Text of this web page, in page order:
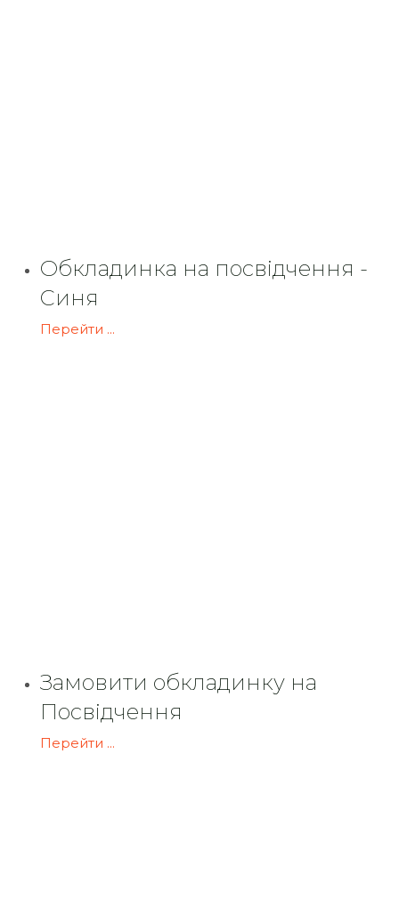
Обкладинка на посвідчення -
Синя
Перейти ...
Замовити обкладинку на
Посвідчення
Перейти ...